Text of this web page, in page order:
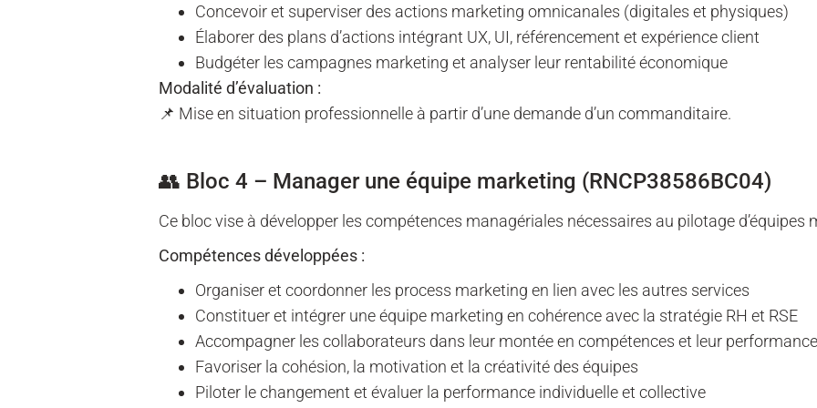
Concevoir et superviser des actions marketing omnicanales (digitales et physiques)
Élaborer des plans d’actions intégrant UX, UI, référencement et expérience client
Budgéter les campagnes marketing et analyser leur rentabilité économique
Modalité d’évaluation :
📌 Mise en situation professionnelle à partir d’une demande d’un commanditaire.
👥 Bloc 4 – Manager une équipe marketing (RNCP38586BC04)
Ce bloc vise à développer les compétences managériales nécessaires au pilotage d’équipes
Compétences développées :
Organiser et coordonner les process marketing en lien avec les autres services
Constituer et intégrer une équipe marketing en cohérence avec la stratégie RH et RSE
Accompagner les collaborateurs dans leur montée en compétences et leur performance
Favoriser la cohésion, la motivation et la créativité des équipes
Piloter le changement et évaluer la performance individuelle et collective